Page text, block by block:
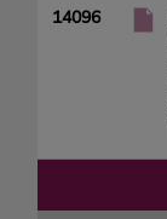
14096